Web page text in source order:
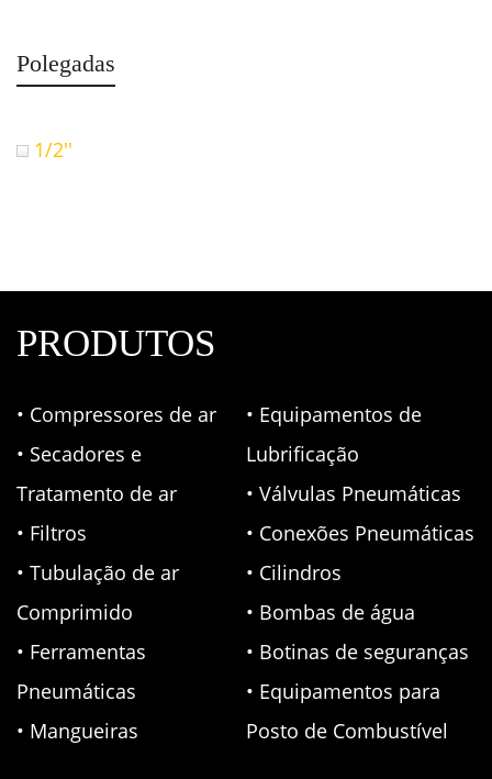
Polegadas
1/2''
PRODUTOS
• Compressores de ar
• Secadores e
Tratamento de ar
• Filtros
• Tubulação de ar
Comprimido
• Ferramentas
Pneumáticas
• Mangueiras
• Equipamentos de
Lubrificação
• Válvulas Pneumáticas
• Conexões Pneumáticas
• Cilindros
• Bombas de água
• Botinas de seguranças
• Equipamentos para
Posto de Combustível